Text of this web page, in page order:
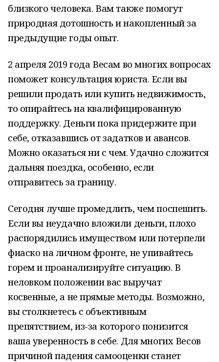
близкого человека. Вам также помогут
природная дотошность и накопленный за
предыдущие годы опыт.
2 апреля 2019 года Весам во многих вопросах
поможет консультация юриста. Если вы
решили продать или купить недвижимость,
то опирайтесь на квалифицированную
поддержку. Деньги пока придержите при
себе, отказавшись от задатков и авансов.
Можно оказаться ни с чем. Удачно сложится
дальняя поездка, особенно, если
отправитесь за границу.
Сегодня лучше промедлить, чем поспешить.
Если вы неудачно вложили деньги, плохо
распорядились имуществом или потерпели
фиаско на личном фронте, не упивайтесь
горем и проанализируйте ситуацию. В
неловком положении вас выручат
косвенные, а не прямые методы. Возможно,
вы столкнетесь с объективным
препятствием, из-за которого понизится
ваша уверенность в себе. Для многих Весов
причиной падения самооценки станет